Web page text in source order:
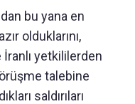
bu yana en
olduklarını,
yetkililerden
talebine
saldırıları